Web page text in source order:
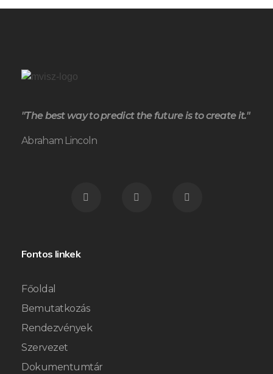
"The best way to predict the future is to create it."
Abraham Lincoln
Fontos linkek
Főoldal
Bemutatkozás
Rendezvények
Szervezet
Dokumentumtár